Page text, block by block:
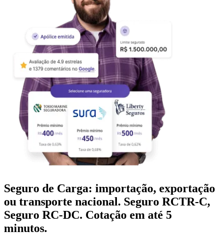
Seguro de Carga: importação, exportação
ou transporte nacional. Seguro RCTR-C,
Seguro RC-DC. Cotação em até 5
minutos.